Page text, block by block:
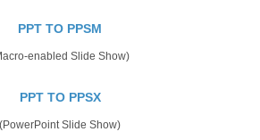
PPT TO PPSM
(Macro-enabled Slide Show)
PPT TO PPSX
(PowerPoint Slide Show)